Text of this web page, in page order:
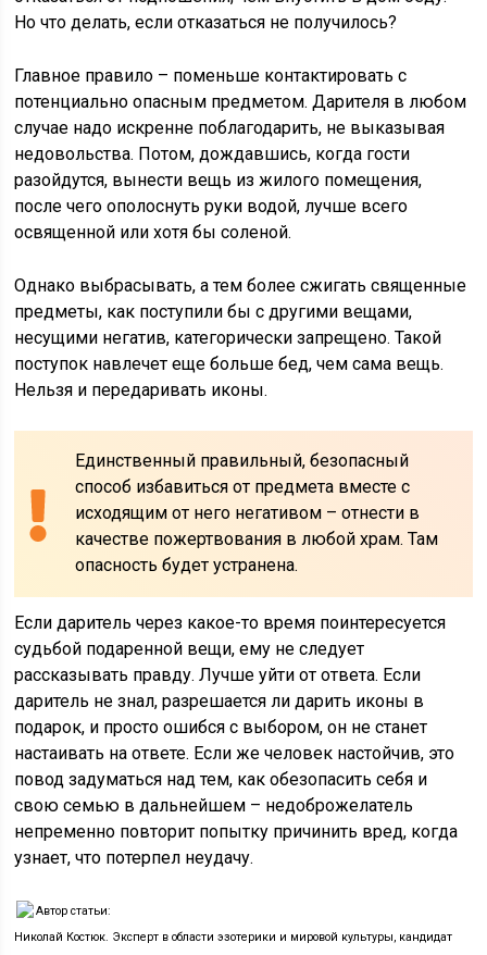
Но что делать, если отказаться не получилось?
Главное правило – поменьше контактировать с
потенциально опасным предметом. Дарителя в любом
случае надо искренне поблагодарить, не выказывая
недовольства. Потом, дождавшись, когда гости
разойдутся, вынести вещь из жилого помещения,
после чего ополоснуть руки водой, лучше всего
освященной или хотя бы соленой.
Однако выбрасывать, а тем более сжигать священные
предметы, как поступили бы с другими вещами,
несущими негатив, категорически запрещено. Такой
поступок навлечет еще больше бед, чем сама вещь.
Нельзя и передаривать иконы.
Единственный правильный, безопасный
способ избавиться от предмета вместе с
исходящим от него негативом – отнести в
качестве пожертвования в любой храм. Там
опасность будет устранена.
Если даритель через какое-то время поинтересуется
судьбой подаренной вещи, ему не следует
рассказывать правду. Лучше уйти от ответа. Если
даритель не знал, разрешается ли дарить иконы в
подарок, и просто ошибся с выбором, он не станет
настаивать на ответе. Если же человек настойчив, это
повод задуматься над тем, как обезопасить себя и
свою семью в дальнейшем – недоброжелатель
непременно повторит попытку причинить вред, когда
узнает, что потерпел неудачу.
Автор статьи:
Николай Костюк. Эксперт в области эзотерики и мировой культуры, кандидат